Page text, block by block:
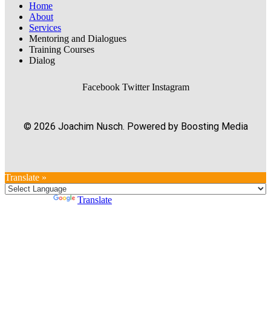
Home
About
Services
Mentoring and Dialogues
Training Courses
Dialog
Facebook Twitter Instagram
© 2026 Joachim Nusch. Powered by Boosting Media
Translate »
Translate